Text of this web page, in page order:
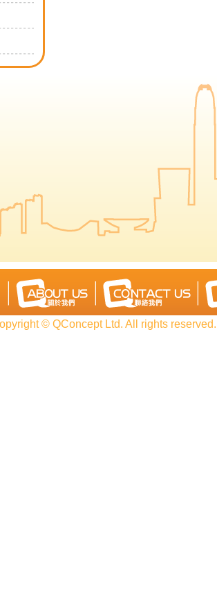
© QConcept Ltd. All rights reserved.